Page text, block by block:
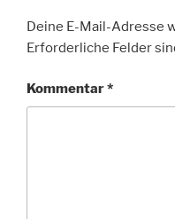
Deine E-Mail-Adresse
Erforderliche Felder
Kommentar*